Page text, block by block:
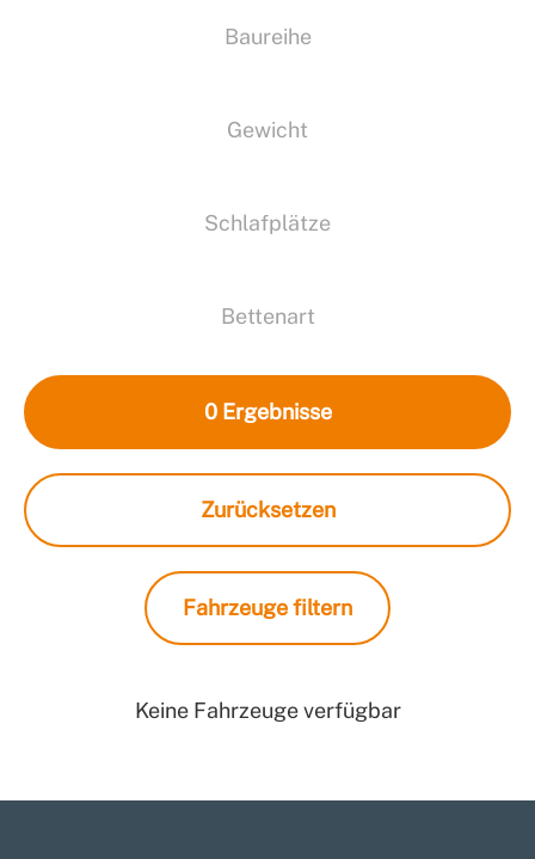
Baureihe
Gewicht
Schlafplätze
Bettenart
0 Ergebnisse
Zurücksetzen
Fahrzeuge filtern
Keine Fahrzeuge verfügbar